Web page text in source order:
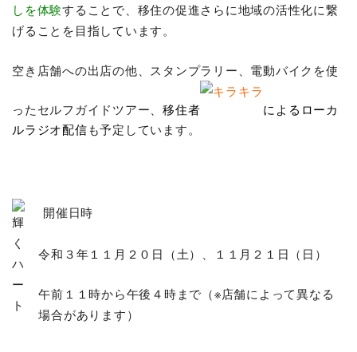
しを体験することで、移住の促進さらに地域の活性化に繋
げることを目指しています。
空き店舗への出店の他、スタンプラリー、電動バイクを使
ったセルフガイドツアー、 移住者
によるローカ
ルラジオ配信 も予定しています。
開催日時
令和３年１１月２０日（土）、１１月２１日（日）
午前１１時から午後４時まで（※店舗によって異なる
場合があります）